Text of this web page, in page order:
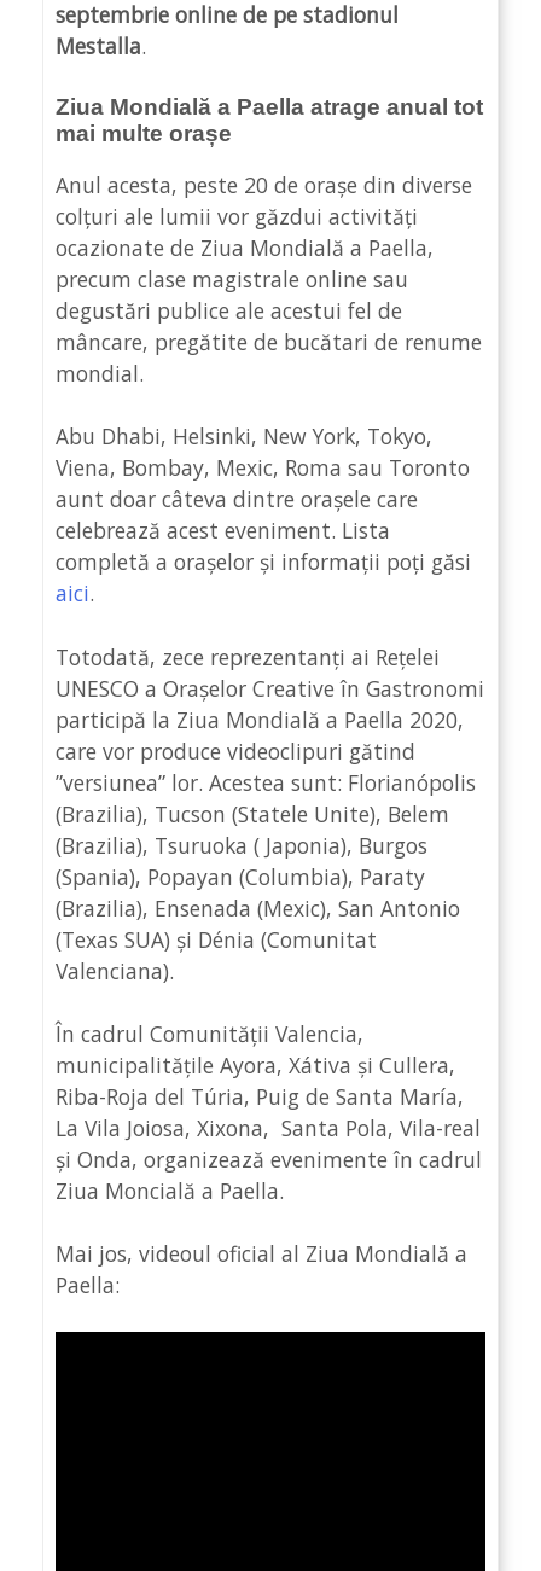
septembrie online de pe stadionul
Mestalla.
Ziua Mondială a Paella atrage anual tot
mai multe orașe
Anul acesta, peste 20 de orașe din diverse
colțuri ale lumii vor găzdui activități
ocazionate de Ziua Mondială a Paella,
precum clase magistrale online sau
degustări publice ale acestui fel de
mâncare, pregătite de bucătari de renume
mondial.
Abu Dhabi, Helsinki, New York, Tokyo,
Viena, Bombay, Mexic, Roma sau Toronto
aunt doar câteva dintre orașele care
celebrează acest eveniment. Lista
completă a orașelor și informații poți găsi
aici.
Totodată, zece reprezentanți ai Rețelei
UNESCO a Orașelor Creative în Gastronomi
participă la Ziua Mondială a Paella 2020,
care vor produce videoclipuri gătind
”versiunea” lor. Acestea sunt: Florianópolis
(Brazilia), Tucson (Statele Unite), Belem
(Brazilia), Tsuruoka ( Japonia), Burgos
(Spania), Popayan (Columbia), Paraty
(Brazilia), Ensenada (Mexic), San Antonio
(Texas SUA) și Dénia (Comunitat
Valenciana).
În cadrul Comunității Valencia,
municipalitățile Ayora, Xátiva și Cullera,
Riba-Roja del Túria, Puig de Santa María,
La Vila Joiosa, Xixona, Santa Pola, Vila-real
și Onda, organizează evenimente în cadrul
Ziua Moncială a Paella.
Mai jos, videoul oficial al Ziua Mondială a
Paella: